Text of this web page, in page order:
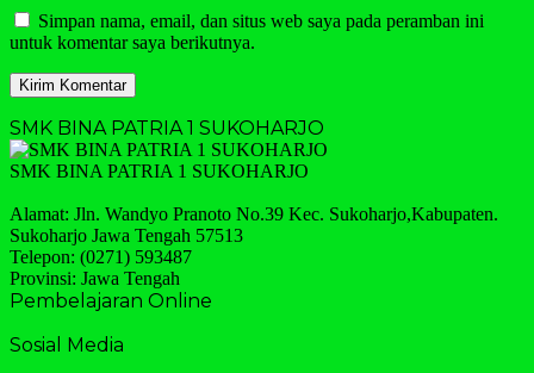
Simpan nama, email, dan situs web saya pada peramban ini
untuk komentar saya berikutnya.
SMK BINA PATRIA 1 SUKOHARJO
SMK BINA PATRIA 1 SUKOHARJO
Alamat: Jln. Wandyo Pranoto No.39 Kec. Sukoharjo,Kabupaten.
Sukoharjo Jawa Tengah 57513
Telepon: (0271) 593487
Provinsi: Jawa Tengah
Pembelajaran Online
Sosial Media